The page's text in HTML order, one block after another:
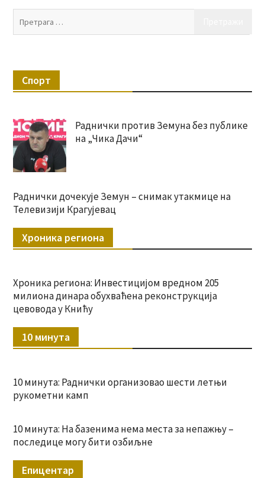
Спорт
Раднички против Земуна без публике
на „Чика Дачи“
Раднички дочекује Земун – снимак утакмице на
Телевизији Крагујевац
Хроника региона
Хроника региона: Инвестицијом вредном 205
милиона динара обухваћена реконструкција
цевовода у Книћу
10 минута
10 минута: Раднички организовао шести летњи
рукометни камп
10 минута: На базенима нема места за непажњу –
последице могу бити озбиљне
Епицентар